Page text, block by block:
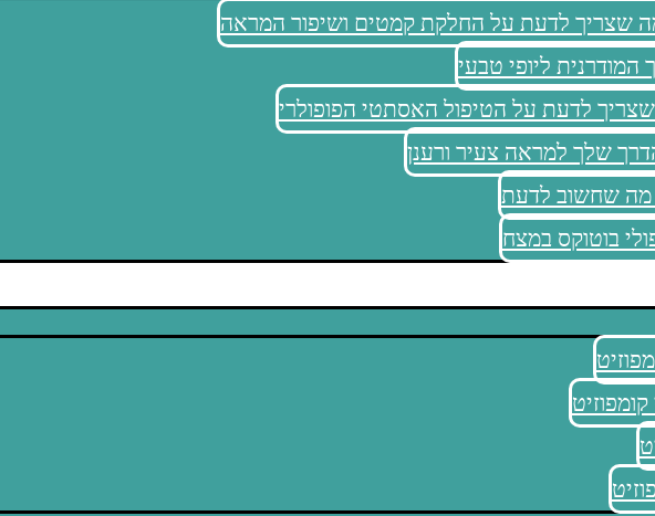
שצריך לדעת על החלקת קמטים ושיפור המראה
ליופי טבעי
לדעת על הטיפול האסתטי הפופולרי
שלך למראה צעיר ורענן
מה שחשוב לדעת
בוטוקס במצח